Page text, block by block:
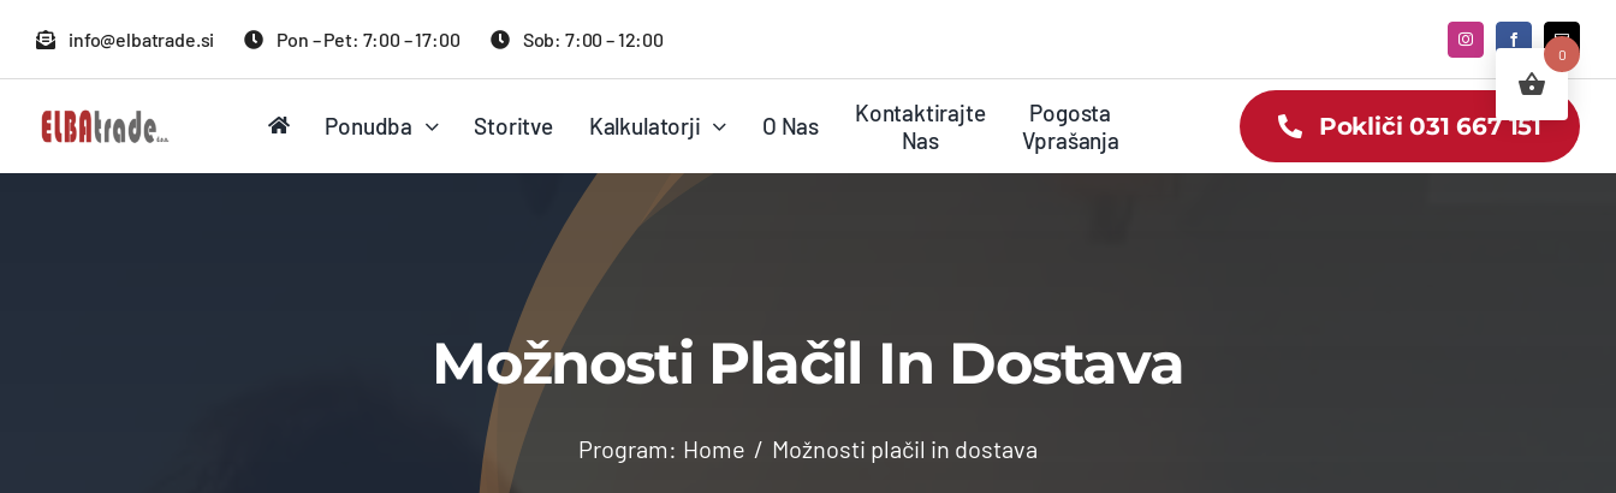
info@elbatrade.si Pon – Pet: 7:00 – 17:00 Sob: 7:00 – 12:00
Ponudba Storitve Kalkulatorji O Nas
Kontaktirajte
Nas
Pogosta
Vprašanja
Pokliči 031 667 151
Možnosti Plačil In Dostava
Program: Home Možnosti plačil in dostava
0